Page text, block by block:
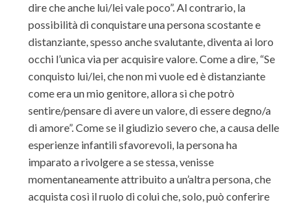
dire che anche lui/lei vale poco”. Al contrario, la
possibilità di conquistare una persona scostante e
distanziante, spesso anche svalutante, diventa ai loro
occhi l’unica via per acquisire valore. Come a dire, “Se
conquisto lui/lei, che non mi vuole ed è distanziante
come era un mio genitore, allora sì che potrò
sentire/pensare di avere un valore, di essere degno/a
di amore”. Come se il giudizio severo che, a causa delle
esperienze infantili sfavorevoli, la persona ha
imparato a rivolgere a se stessa, venisse
momentaneamente attribuito a un’altra persona, che
acquista così il ruolo di colui che, solo, può conferire